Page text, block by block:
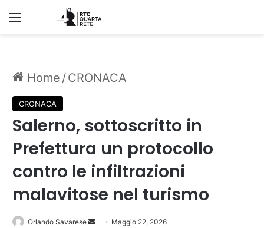
Menu
Home /CRONACA
CRONACA
Salerno, sottoscritto in
Prefettura un protocollo
contro le infiltrazioni
malavitose nel turismo
Orlando Savarese
Invia Maggio 22, 2026